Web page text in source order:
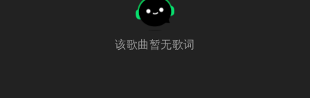
该歌曲暂无歌词